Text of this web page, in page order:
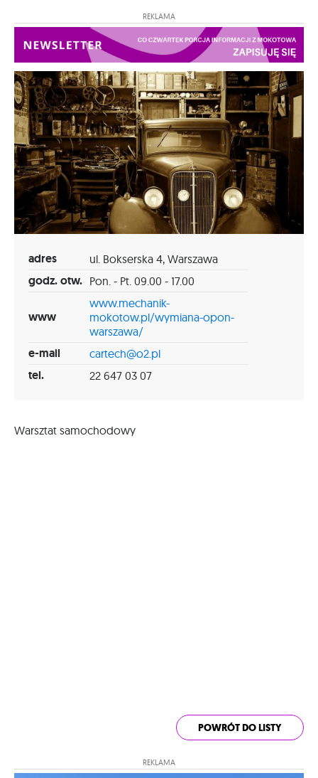
REKLAMA
adres ul. Bokserska 4, Warszawa
godz. otw. Pon. - Pt. 09.00 - 17.00
www
www.mechanik-
mokotow.pl/wymiana-opon-
warszawa/
e-mail cartech@o2.pl
tel. 22 647 03 07
Warsztat samochodowy
POWRÓT DO LISTY
REKLAMA